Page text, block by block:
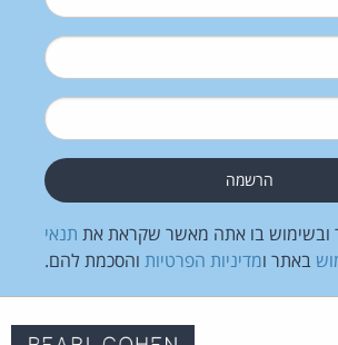
בו אתה מאשר שקראת את תנאי
באתר ומדיניות הפרטיות והסכמת להם.